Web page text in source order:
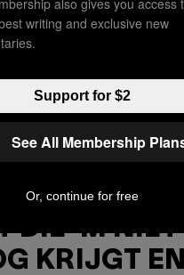
zelfs foto’s zien van
Sommigen van hen
(foto van Per
DIE ‘M NIET
KRIJGT EN
writing and exclusive new
Support for $2
See All Membership
Or, continue for free